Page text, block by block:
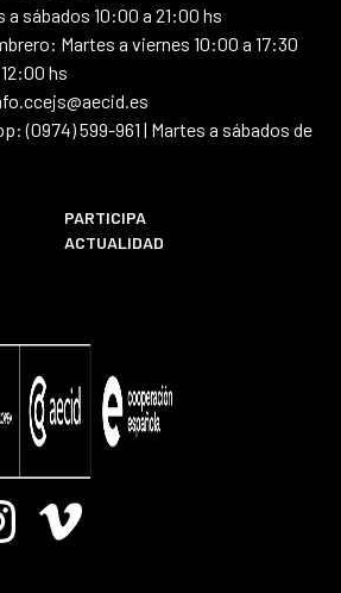
sábados 10:00 a 21:00 hs
Martes a viernes 10:00 a 17:30
hs
(0974) 599-961 | Martes a sábados de
PARTICIPA
ACTUALIDAD
Vimeo